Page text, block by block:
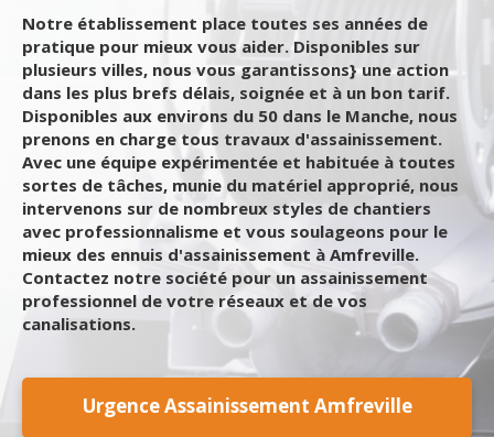
Notre établissement place toutes ses années de
pratique pour mieux vous aider. Disponibles sur
plusieurs villes, nous vous garantissons} une action
dans les plus brefs délais, soignée et à un bon tarif.
Disponibles aux environs du 50 dans le Manche, nous
prenons en charge tous travaux d'assainissement.
Avec une équipe expérimentée et habituée à toutes
sortes de tâches, munie du matériel approprié, nous
intervenons sur de nombreux styles de chantiers
avec professionnalisme et vous soulageons pour le
mieux des ennuis d'assainissement à Amfreville.
Contactez notre société pour un assainissement
professionnel de votre réseaux et de vos
canalisations.
Urgence Assainissement Amfreville